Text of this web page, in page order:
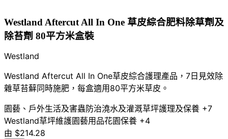
Westland Aftercut All In One 草皮綜合肥料除草劑及
除苔劑 80平方米盒裝
Westland
Westland Aftercut All In One草皮綜合護理產品，7日見效除
雜草苔蘚同時施肥，每盒適用80平方米草皮。
園藝、戶外生活及害蟲防治澆水及灌溉草坪護理及保養 +7
Westland草坪維護園藝用品花園保養 +4
由 $214.28